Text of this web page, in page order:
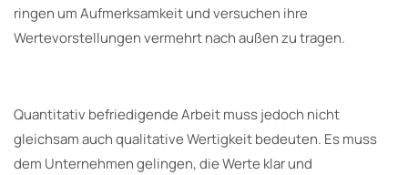
ringen um Aufmerksamkeit und versuchen ihre
Wertevorstellungen vermehrt nach außen zu tragen.
Quantitativ befriedigende Arbeit muss jedoch nicht
gleichsam auch qualitative Wertigkeit bedeuten. Es muss
dem Unternehmen gelingen, die Werte klar und